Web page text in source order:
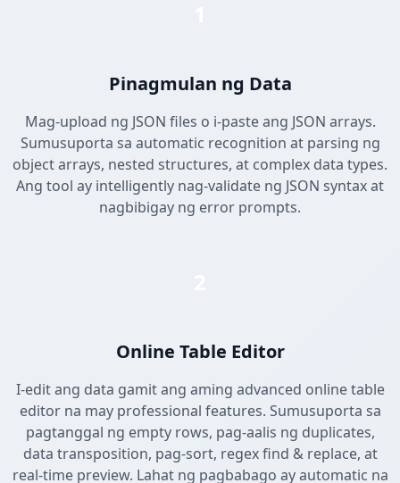
Pinagmulan ng Data
Mag-upload ng JSON files o i-paste ang JSON arrays.
Sumusuporta sa automatic recognition at parsing ng
object arrays, nested structures, at complex data types.
Ang tool ay intelligently nag-validate ng JSON syntax at
nagbibigay ng error prompts.
Online Table Editor
I-edit ang data gamit ang aming advanced online table
editor na may professional features. Sumusuporta sa
pagtanggal ng empty rows, pag-aalis ng duplicates,
data transposition, pag-sort, regex find & replace, at
real-time preview. Lahat ng pagbabago ay automatic na